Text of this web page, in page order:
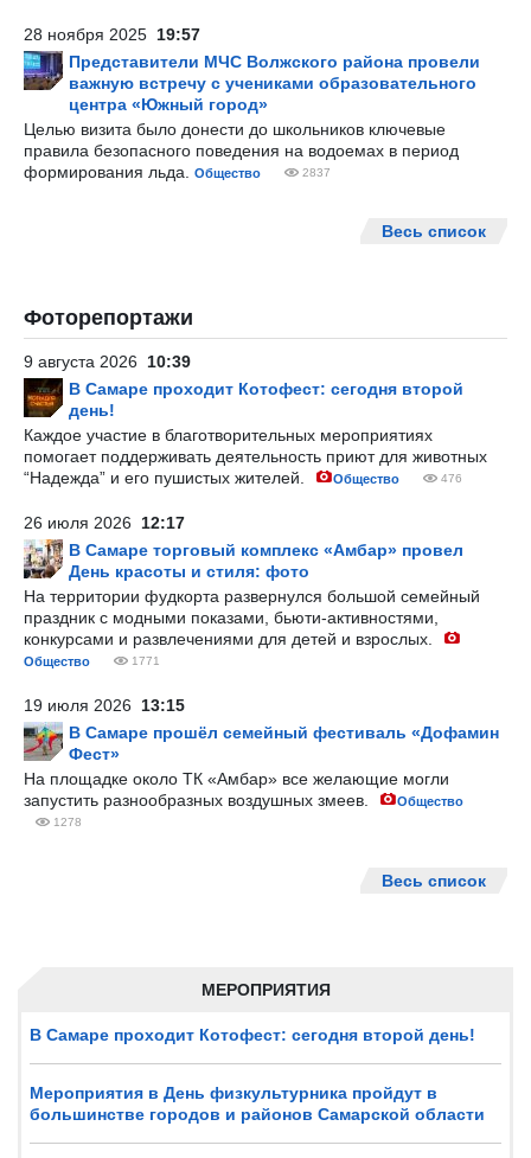
МЕРОПРИЯТИЯ
В Самаре проходит Котофест: сегодня второй день!
Мероприятия в День физкультурника пройдут в
большинстве городов и районов Самарской области
28 ноября 2025 19:57
Представители МЧС Волжского района провели
важную встречу с учениками образовательного
центра «Южный город»
Целью визита было донести до школьников ключевые
правила безопасного поведения на водоемах в период
формирования льда.
Общество 2837
Весь список
Фоторепортажи
9 августа 2026 10:39
В Самаре проходит Котофест: сегодня второй
день!
Каждое участие в благотворительных мероприятиях
помогает поддерживать деятельность приют для животных
“Надежда” и его пушистых жителей.
Общество 476
26 июля 2026 12:17
В Самаре торговый комплекс «Амбар» провел
День красоты и стиля: фото
На территории фудкорта развернулся большой семейный
праздник с модными показами, бьюти-активностями,
конкурсами и развлечениями для детей и взрослых.
Общество 1771
19 июля 2026 13:15
В Самаре прошёл семейный фестиваль «Дофамин
Фест»
На площадке около ТК «Амбар» все желающие могли
запустить разнообразных воздушных змеев.
Общество
1278
Весь список